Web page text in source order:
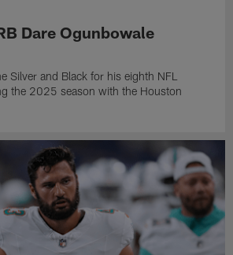
Dare Ogunbowale
Silver and Black for his eighth NFL
the 2025 season with the Houston